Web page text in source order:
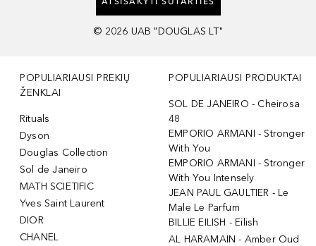
© 2026 UAB "DOUGLAS LT"
POPULIARIAUSI PREKIŲ
ŽENKLAI
Rituals
Dyson
Douglas Collection
Sol de Janeiro
MATH SCIETIFIC
Yves Saint Laurent
DIOR
CHANEL
POPULIARIAUSI PRODUKTAI
SOL DE JANEIRO - Cheirosa
48
EMPORIO ARMANI - Stronger
With You
EMPORIO ARMANI - Stronger
With You Intensely
JEAN PAUL GAULTIER - Le
Male Le Parfum
BILLIE EILISH - Eilish
AL HARAMAIN - Amber Oud